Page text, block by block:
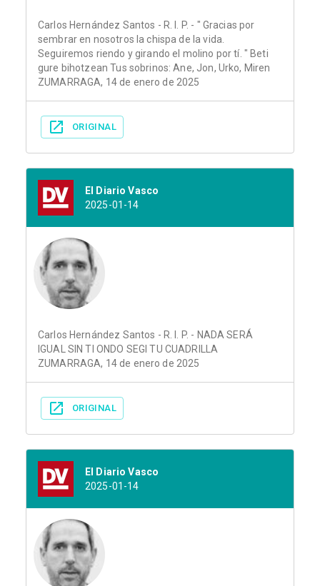
Carlos Hernández Santos - R. I. P. - " Gracias por
sembrar en nosotros la chispa de la vida.
Seguiremos riendo y girando el molino por tí. " Beti
gure bihotzean Tus sobrinos: Ane, Jon, Urko, Miren
ZUMARRAGA, 14 de enero de 2025
ORIGINAL
El Diario Vasco
2025-01-14
Carlos Hernández Santos - R. I. P. - NADA SERÁ
IGUAL SIN TI ONDO SEGI TU CUADRILLA
ZUMARRAGA, 14 de enero de 2025
ORIGINAL
El Diario Vasco
2025-01-14